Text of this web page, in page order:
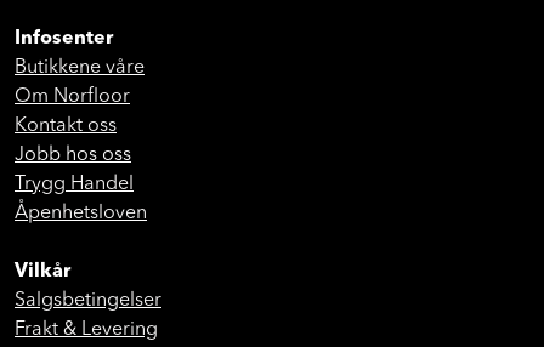
Infosenter
Butikkene våre
Om Norfloor
Kontakt oss
Jobb hos oss
Trygg Handel
Åpenhetsloven
Vilkår
Salgsbetingelser
Frakt & Levering